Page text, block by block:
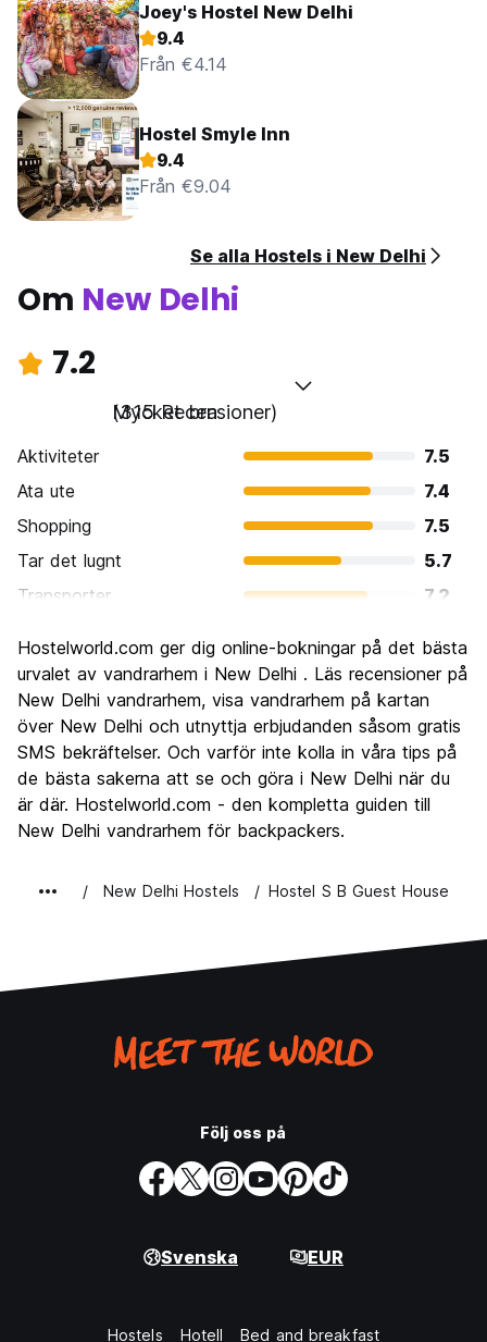
Joey's Hostel New Delhi
9.4
Från €4.14
Hostel Smyle Inn
9.4
Från €9.04
Se alla Hostels i New Delhi
Om New Delhi
7.2
Mycket bra
(315 Recensioner)
Aktiviteter
7.5
Ata ute
7.4
Shopping
7.5
Tar det lugnt
5.7
Transporter
7.2
Kultur
7.9
Festa
6.1
Värde för pengarna
7.4
Hostelworld.com ger dig online-bokningar på det bästa
urvalet av vandrarhem i New Delhi . Läs recensioner på
New Delhi vandrarhem, visa vandrarhem på kartan
över New Delhi och utnyttja erbjudanden såsom gratis
SMS bekräftelser. Och varför inte kolla in våra tips på
de bästa sakerna att se och göra i New Delhi när du
är där. Hostelworld.com - den kompletta guiden till
New Delhi vandrarhem för backpackers.
New Delhi Hostels Hostel S B Guest House
Följ oss på
Svenska EUR
Hostels Hotell Bed and breakfast